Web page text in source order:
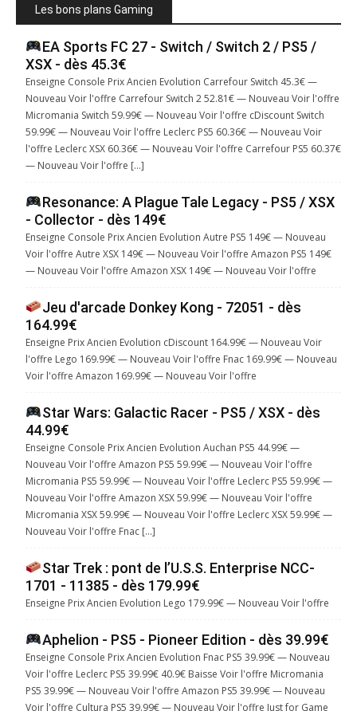
Les bons plans Gaming
EA Sports FC 27 - Switch / Switch 2 / PS5 /
XSX - dès 45.3€
Enseigne Console Prix Ancien Evolution Carrefour Switch 45.3€ —
Nouveau Voir l'offre Carrefour Switch 2 52.81€ — Nouveau Voir l'offre
Micromania Switch 59.99€ — Nouveau Voir l'offre cDiscount Switch
59.99€ — Nouveau Voir l'offre Leclerc PS5 60.36€ — Nouveau Voir
l'offre Leclerc XSX 60.36€ — Nouveau Voir l'offre Carrefour PS5 60.37€
— Nouveau Voir l'offre […]
Resonance: A Plague Tale Legacy - PS5 / XSX
- Collector - dès 149€
Enseigne Console Prix Ancien Evolution Autre PS5 149€ — Nouveau
Voir l'offre Autre XSX 149€ — Nouveau Voir l'offre Amazon PS5 149€
— Nouveau Voir l'offre Amazon XSX 149€ — Nouveau Voir l'offre
Jeu d'arcade Donkey Kong - 72051 - dès
164.99€
Enseigne Prix Ancien Evolution cDiscount 164.99€ — Nouveau Voir
l'offre Lego 169.99€ — Nouveau Voir l'offre Fnac 169.99€ — Nouveau
Voir l'offre Amazon 169.99€ — Nouveau Voir l'offre
Star Wars: Galactic Racer - PS5 / XSX - dès
44.99€
Enseigne Console Prix Ancien Evolution Auchan PS5 44.99€ —
Nouveau Voir l'offre Amazon PS5 59.99€ — Nouveau Voir l'offre
Micromania PS5 59.99€ — Nouveau Voir l'offre Leclerc PS5 59.99€ —
Nouveau Voir l'offre Amazon XSX 59.99€ — Nouveau Voir l'offre
Micromania XSX 59.99€ — Nouveau Voir l'offre Leclerc XSX 59.99€ —
Nouveau Voir l'offre Fnac […]
Star Trek : pont de l’U.S.S. Enterprise NCC-
1701 - 11385 - dès 179.99€
Enseigne Prix Ancien Evolution Lego 179.99€ — Nouveau Voir l'offre
Aphelion - PS5 - Pioneer Edition - dès 39.99€
Enseigne Console Prix Ancien Evolution Fnac PS5 39.99€ — Nouveau
Voir l'offre Leclerc PS5 39.99€ 40.9€ Baisse Voir l'offre Micromania
PS5 39.99€ — Nouveau Voir l'offre Amazon PS5 39.99€ — Nouveau
Voir l'offre Cultura PS5 39.99€ — Nouveau Voir l'offre Just for Game